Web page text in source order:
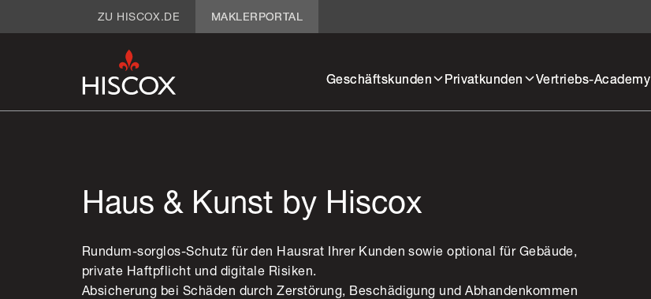
Geschäftskunden Privatkunden Vertriebs-Academy
ZU HISCOX.DE MAKLERPORTAL
Haus & Kunst by Hiscox
Rundum-sorglos-Schutz für den Hausrat Ihrer Kunden sowie optional für Gebäude,
private Haftpflicht und digitale Risiken.
Absicherung bei Schäden durch Zerstörung, Beschädigung und Abhandenkommen